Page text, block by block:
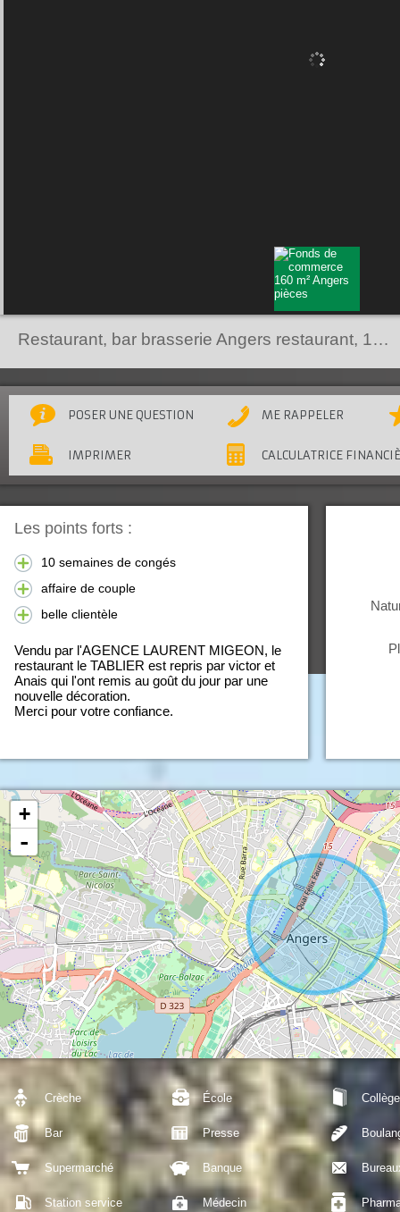
Restaurant, bar brasserie Angers restaurant, 160 m²
POSER UNE QUESTION ME RAPPELER
IMPRIMER CALCULATRICE
Les points forts :
10 semaines de congés
affaire de couple
belle clientèle
Vendu par l'AGENCE LAURENT MIGEON, le
restaurant le TABLIER est repris par victor et
Anais qui l'ont remis au goût du jour par une
nouvelle décoration.
Merci pour votre confiance.
+
-
Crèche École Collège
Bar Presse
Supermarché Banque
Station service Médecin